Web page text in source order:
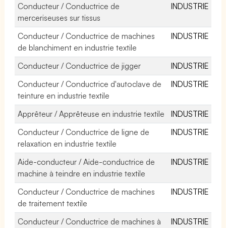
Conducteur / Conductrice de
merceriseuses sur tissus
INDUSTRIE
Conducteur / Conductrice de machines
de blanchiment en industrie textile
INDUSTRIE
Conducteur / Conductrice de jigger
INDUSTRIE
Conducteur / Conductrice d'autoclave de
teinture en industrie textile
INDUSTRIE
Apprêteur / Apprêteuse en industrie textile
INDUSTRIE
Conducteur / Conductrice de ligne de
relaxation en industrie textile
INDUSTRIE
Aide-conducteur / Aide-conductrice de
machine à teindre en industrie textile
INDUSTRIE
Conducteur / Conductrice de machines
de traitement textile
INDUSTRIE
Conducteur / Conductrice de machines à
INDUSTRIE